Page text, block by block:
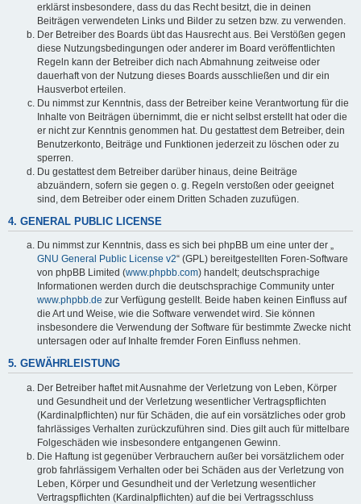
erklärst insbesondere, dass du das Recht besitzt, die in deinen
Beiträgen verwendeten Links und Bilder zu setzen bzw. zu verwenden.
Der Betreiber des Boards übt das Hausrecht aus. Bei Verstößen gegen
diese Nutzungsbedingungen oder anderer im Board veröffentlichten
Regeln kann der Betreiber dich nach Abmahnung zeitweise oder
dauerhaft von der Nutzung dieses Boards ausschließen und dir ein
Hausverbot erteilen.
Du nimmst zur Kenntnis, dass der Betreiber keine Verantwortung für die
Inhalte von Beiträgen übernimmt, die er nicht selbst erstellt hat oder die
er nicht zur Kenntnis genommen hat. Du gestattest dem Betreiber, dein
Benutzerkonto, Beiträge und Funktionen jederzeit zu löschen oder zu
sperren.
Du gestattest dem Betreiber darüber hinaus, deine Beiträge
abzuändern, sofern sie gegen o. g. Regeln verstoßen oder geeignet
sind, dem Betreiber oder einem Dritten Schaden zuzufügen.
4. GENERAL PUBLIC LICENSE
Du nimmst zur Kenntnis, dass es sich bei phpBB um eine unter der „
GNU General Public License v2“ (GPL) bereitgestellten Foren-Software
von phpBB Limited (www.phpbb.com) handelt; deutschsprachige
Informationen werden durch die deutschsprachige Community unter
www.phpbb.de zur Verfügung gestellt. Beide haben keinen Einfluss auf
die Art und Weise, wie die Software verwendet wird. Sie können
insbesondere die Verwendung der Software für bestimmte Zwecke nicht
untersagen oder auf Inhalte fremder Foren Einfluss nehmen.
5. GEWÄHRLEISTUNG
Der Betreiber haftet mit Ausnahme der Verletzung von Leben, Körper
und Gesundheit und der Verletzung wesentlicher Vertragspflichten
(Kardinalpflichten) nur für Schäden, die auf ein vorsätzliches oder grob
fahrlässiges Verhalten zurückzuführen sind. Dies gilt auch für mittelbare
Folgeschäden wie insbesondere entgangenen Gewinn.
Die Haftung ist gegenüber Verbrauchern außer bei vorsätzlichem oder
grob fahrlässigem Verhalten oder bei Schäden aus der Verletzung von
Leben, Körper und Gesundheit und der Verletzung wesentlicher
Vertragspflichten (Kardinalpflichten) auf die bei Vertragsschluss